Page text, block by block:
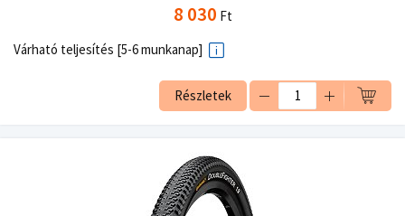
8 030 Ft
Várható teljesítés [5-6 munkanap]
Részletek